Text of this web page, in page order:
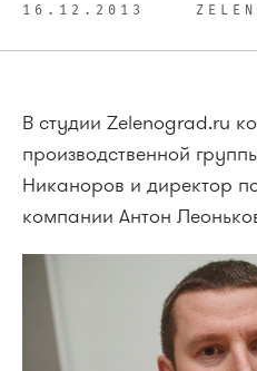
16.12.2013
В студии Zelenograd.ru
производственной
Никаноров и директор
компании Антон